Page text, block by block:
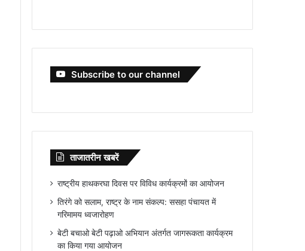
Subscribe to our channel
ताजातरीन खबरें
राष्ट्रीय हाथकरघा दिवस पर विविध कार्यक्रमों का आयोजन
तिरंगे को सलाम, राष्ट्र के नाम संकल्प: ससहा पंचायत में
गरिमामय ध्वजारोहण
बेटी बचाओ बेटी पढ़ाओ अभियान अंतर्गत जागरूकता कार्यक्रम
का किया गया आयोजन